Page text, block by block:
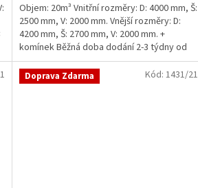
z
5
hvězdiček.
Objem: 20m³ Vnitřní rozměry: D: 4000 mm, Š:
2500 mm, V: 2000 mm. Vnější rozměry: D:
4200 mm, Š: 2700 mm, V: 2000 mm. +
komínek Běžná doba dodání 2-3 týdny od
objednávky....
Doprava Zdarma Kód: 1431/21